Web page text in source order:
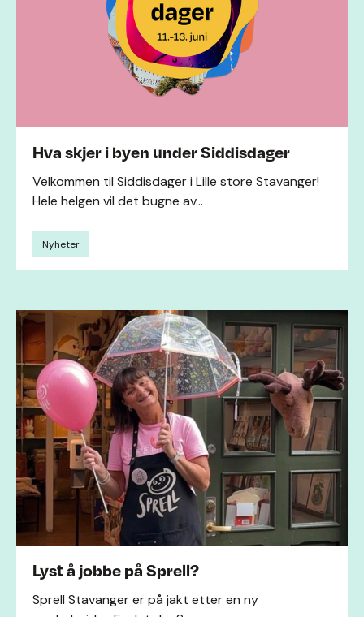
Hva skjer i byen under Siddisdager
Velkommen til Siddisdager i Lille store Stavanger!
Hele helgen vil det bugne av...
Nyheter
Lyst å jobbe på Sprell?
Sprell Stavanger er på jakt etter en ny